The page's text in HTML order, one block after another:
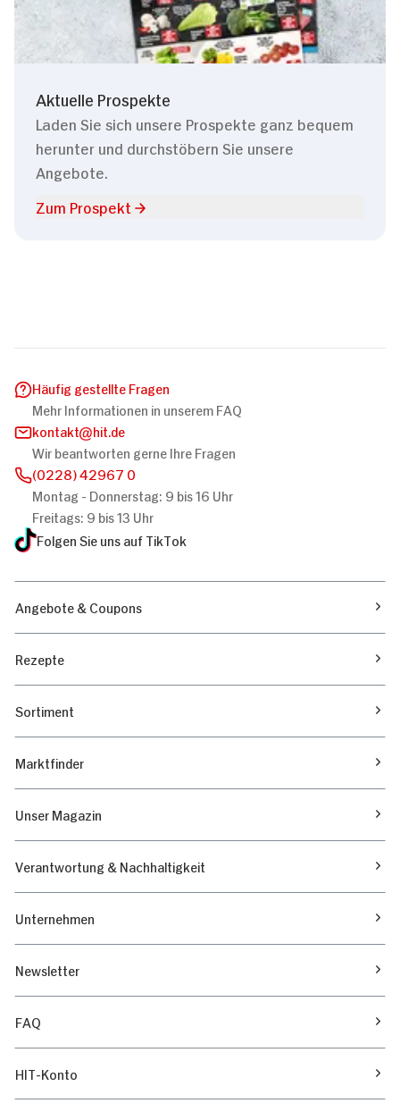
Aktuelle Prospekte
Laden Sie sich unsere Prospekte ganz bequem
herunter und durchstöbern Sie unsere
Angebote.
Zum Prospekt
Häufig gestellte Fragen
Mehr Informationen in unserem FAQ
kontakt
hit.de
Wir beantworten gerne Ihre Fragen
(0228) 42967 0
Montag - Donnerstag: 9 bis 16 Uhr
Freitags: 9 bis 13 Uhr
Folgen Sie uns auf TikTok
Angebote & Coupons
Rezepte
Sortiment
Marktfinder
Unser Magazin
Verantwortung & Nachhaltigkeit
Unternehmen
Newsletter
FAQ
HIT-Konto